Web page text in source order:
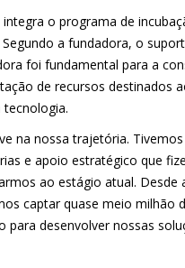
o programa de
a fundadora, o
foi fundamental para a
de recursos destinados
na nossa trajetória.
e apoio estratégico que
ao estágio atual. Desde
captar quase meio milhão
para desenvolver nossas